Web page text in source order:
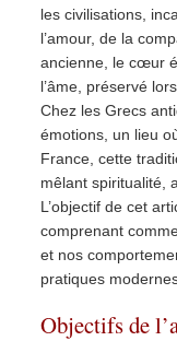
les civilisations,
l’amour, de la
ancienne, le cœur
l’âme, préservé
Chez les Grecs
émotions, un lieu
France, cette
mêlant spiritualité,
L’objectif de cet
comprenant
et nos
pratiques
Objectifs de